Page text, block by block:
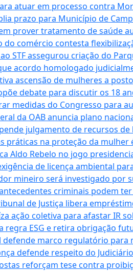
atuar em processo contra
prazo para Município de
prover tratamento de saúde
do comércio contesta
STF assegurou criação do
acordo homologado
ascensão de mulheres a
debate para discutir os 18
medidas do Congresso para
da OAB anuncia plano
julgamento de recursos de
práticas na proteção da mulher
Aldo Rebelo no jogo
de licença ambiental
mineiro será investigado por
criminais podem
de Justiça libera
ação coletiva para afastar IR
regra ESG e retira obrigação
defende marco regulatório
defende respeito do
reforçam tese contra